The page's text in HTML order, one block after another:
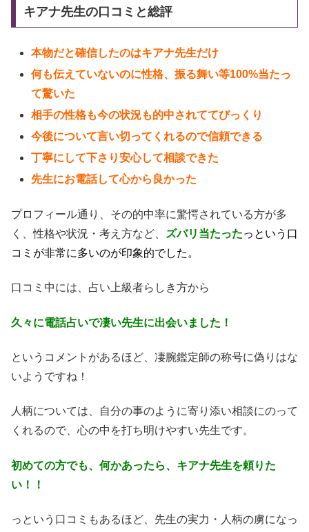
キアナ先生の口コミと総評
本物だと確信したのはキアナ先生だけ
何も伝えていないのに性格、振る舞い等100%当たっ
て驚いた
相手の性格も今の状況も的中されててびっくり
今後について言い切ってくれるので信頼できる
丁寧にして下さり安心して相談できた
先生にお電話して心から良かった
プロフィール通り、その的中率に驚愕されている方が多
く、性格や状況・考え方など、
ズバリ当たったっという口
コミが非常に多いのが印象的でした。
口コミ中には、占い上級者らしき方から
久々に電話占いで凄い先生に出会いました！
というコメントがあるほど、凄腕鑑定師の称号に偽りはな
いようですね！
人柄については、自分の事のように寄り添い相談にのって
くれるので、心の中を打ち明けやすい先生です。
初めての方でも、何かあったら、キアナ先生を頼りた
い！！
っという口コミもあるほど、先生の実力・人柄の虜になっ